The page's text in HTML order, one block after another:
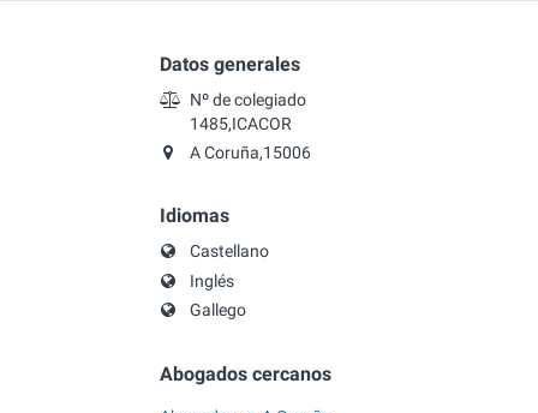
Datos generales
Nº de colegiado
1485,ICACOR
A Coruña,15006
Idiomas
Castellano
Inglés
Gallego
Abogados cercanos